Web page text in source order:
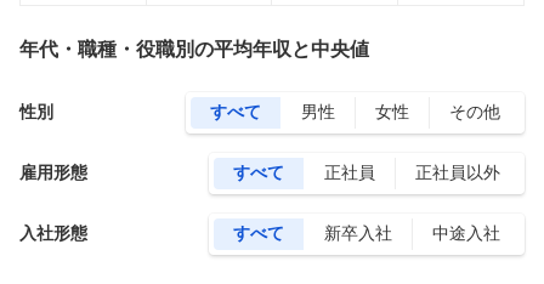
年代・職種・役職別の平均年収と中央値
性別 すべて 男性 女性 その他
雇用形態 すべて 正社員 正社員以外
入社形態 すべて 新卒入社 中途入社